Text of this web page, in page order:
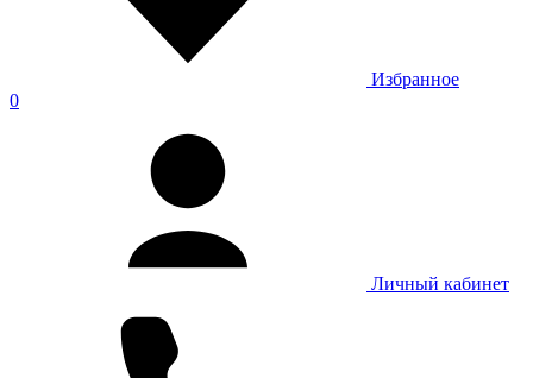
Избранное
0
Личный кабинет